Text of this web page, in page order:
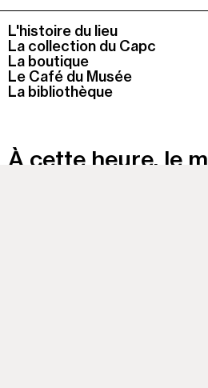
L'histoire du lieu
La collection du Capc
La boutique
Le Café du Musée
La bibliothèque
À cette heure, le